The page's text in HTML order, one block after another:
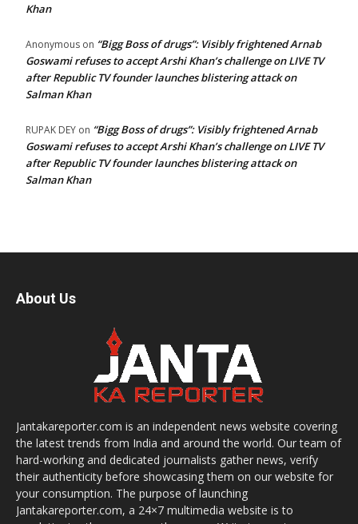
Khan
Anonymous on “Bigg Boss of drugs”: Visibly frightened Arnab
Goswami refuses to accept Arshi Khan’s challenge on LIVE TV
after Republic TV founder launches blistering attack on
Salman Khan
RUPAK DEY on “Bigg Boss of drugs”: Visibly frightened Arnab
Goswami refuses to accept Arshi Khan’s challenge on LIVE TV
after Republic TV founder launches blistering attack on
Salman Khan
About Us
Jantakareporter.com is an independent news website covering
the latest trends from India and around the world. Our team of
hard-working and dedicated journalists gather news, verify
their authenticity before showcasing them on our website for
your consumption. The purpose of launching
Jantakareporter.com, a 24×7 multimedia website is to